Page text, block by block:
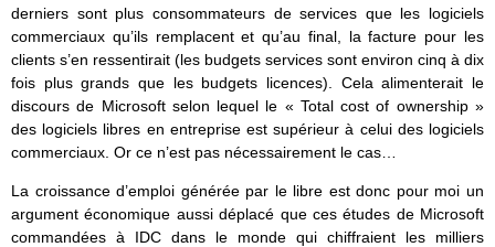
derniers sont plus consommateurs de services que les logiciels
commerciaux qu’ils remplacent et qu’au final, la facture pour les
clients s’en ressentirait (les budgets services sont environ cinq à dix
fois plus grands que les budgets licences). Cela alimenterait le
discours de Microsoft selon lequel le « Total cost of ownership »
des logiciels libres en entreprise est supérieur à celui des logiciels
commerciaux. Or ce n’est pas nécessairement le cas…
La croissance d’emploi générée par le libre est donc pour moi un
argument économique aussi déplacé que ces études de Microsoft
commandées à IDC dans le monde qui chiffraient les milliers